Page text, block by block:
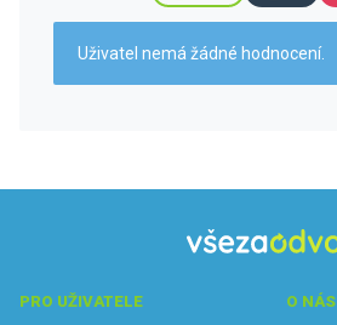
Uživatel nemá žádné hodnocení.
PRO UŽIVATELE
O NÁS